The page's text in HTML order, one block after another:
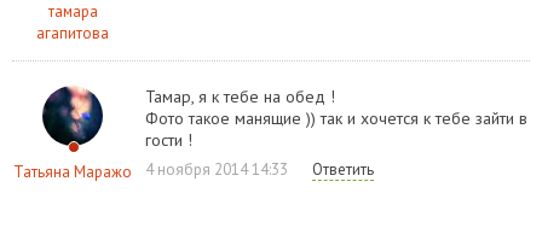
тамара
агапитова
Татьяна Маражо
Тамар, я к тебе на обед !
Фото такое манящие )) так и хочется к тебе зайти в
гости !
4 ноября 2014 14:33 Ответить